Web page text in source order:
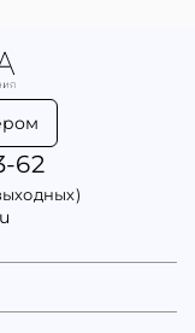
62